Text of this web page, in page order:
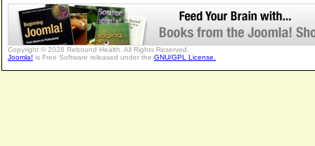
Copyright © 2026 Rebound Health. All Rights Reserved.
Joomla! is Free Software released under the GNU/GPL License.